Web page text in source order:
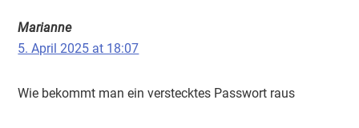
Marianne
5. April 2025 at 18:07
Wie bekommt man ein verstecktes Passwort raus